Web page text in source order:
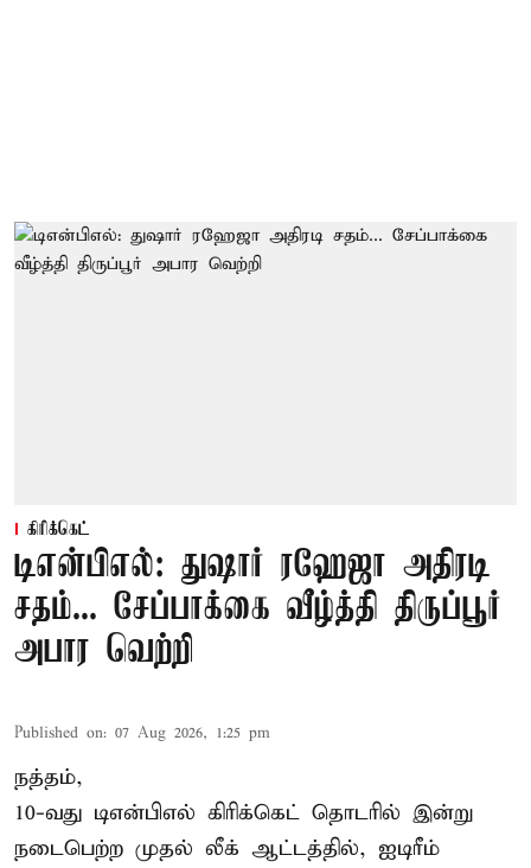
கிரிக்கெட்
டிஎன்பிஎல்: துஷார் ரஹேஜா அதிரடி
சதம்... சேப்பாக்கை வீழ்த்தி திருப்பூர்
அபார வெற்றி
Published on: 07 Aug 2026, 1:25 pm
நத்தம்,
10-வது டிஎன்பிஎல் கிரிக்கெட் தொடரில் இன்று
நடைபெற்ற முதல் லீக் ஆட்டத்தில், ஐடிரீம்